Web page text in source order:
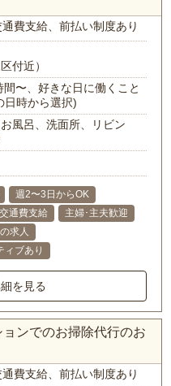
通費支給、前払い制度あり
付近）
〜、好きな日に働くこと
日時から選択)
風呂、洗面所、リビン
週2〜3日からOK
交通費支給
主婦･主夫歓迎
求人
ィブあり
を見る
ンでのお掃除代行のお
通費支給、前払い制度あり